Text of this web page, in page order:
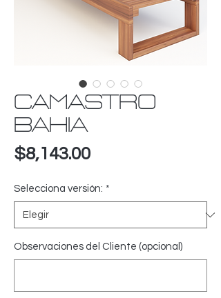
CAMASTRO
BAHIA
$8,143.00Precio
Selecciona versión: *
Observaciones del Cliente (opcional)